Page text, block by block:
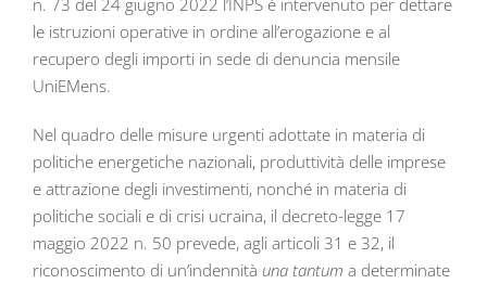
le istruzioni operative in ordine all’erogazione e al
recupero degli importi in sede di denuncia mensile
UniEMens.
Nel quadro delle misure urgenti adottate in materia di
politiche energetiche nazionali, produttività delle imprese
e attrazione degli investimenti, nonché in materia di
politiche sociali e di crisi ucraina, il decreto-legge 17
maggio 2022 n. 50 prevede, agli articoli 31 e 32, il
riconoscimento di un’indennità una tantum a determinate